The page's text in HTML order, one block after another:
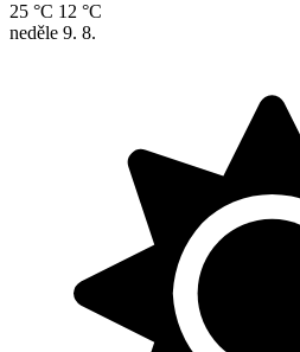
25 °C 12 °C
neděle 9. 8.